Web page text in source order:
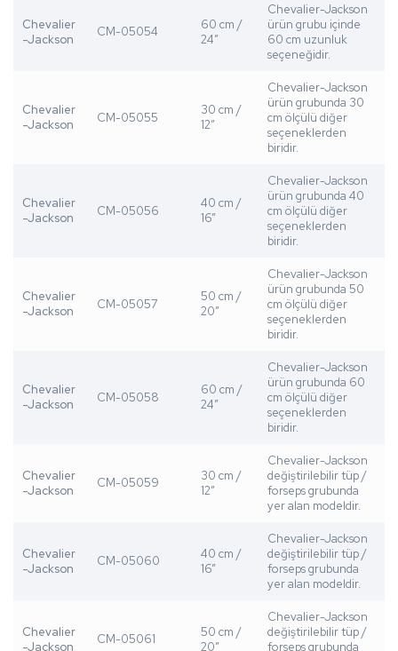
Chevalier
-Jackson
CM-05054
60 cm /
24”
Chevalier-Jackson
ürün grubu içinde
60 cm uzunluk
seçeneğidir.
Chevalier
-Jackson
CM-05055
30 cm /
12”
Chevalier-Jackson
ürün grubunda 30
cm ölçülü diğer
seçeneklerden
biridir.
Chevalier
-Jackson
CM-05056
40 cm /
16”
Chevalier-Jackson
ürün grubunda 40
cm ölçülü diğer
seçeneklerden
biridir.
Chevalier
-Jackson
CM-05057
50 cm /
20”
Chevalier-Jackson
ürün grubunda 50
cm ölçülü diğer
seçeneklerden
biridir.
Chevalier
-Jackson
CM-05058
60 cm /
24”
Chevalier-Jackson
ürün grubunda 60
cm ölçülü diğer
seçeneklerden
biridir.
Chevalier
-Jackson
CM-05059
30 cm /
12”
Chevalier-Jackson
değiştirilebilir tüp /
forseps grubunda
yer alan modeldir.
Chevalier
-Jackson
CM-05060
40 cm /
16”
Chevalier-Jackson
değiştirilebilir tüp /
forseps grubunda
yer alan modeldir.
Chevalier
-Jackson
CM-05061
50 cm /
20”
Chevalier-Jackson
değiştirilebilir tüp /
forseps grubunda